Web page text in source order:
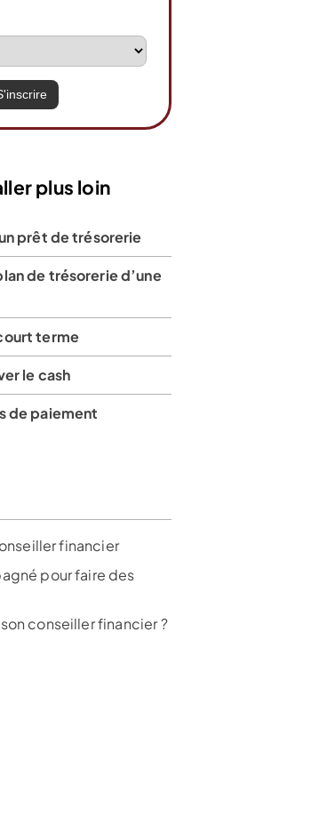
plus loin
prêt de trésorerie
de trésorerie d’une
terme
le cash
de paiement
financier
pour faire des
conseiller financier ?